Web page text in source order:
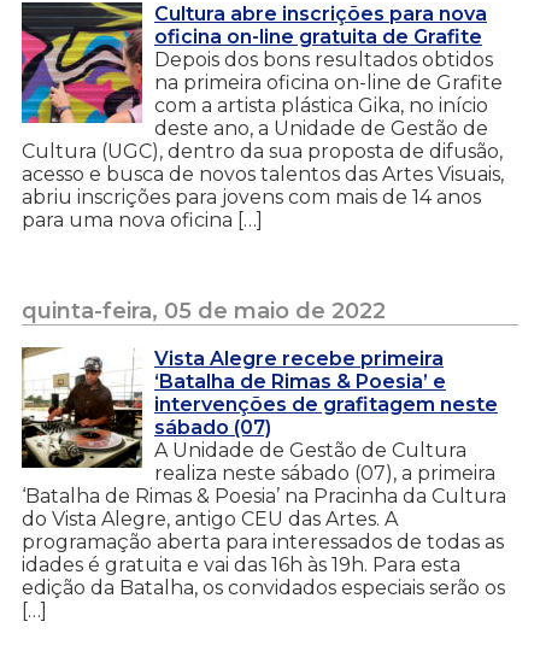
Cultura abre inscrições para nova
oficina on-line gratuita de Grafite
Depois dos bons resultados obtidos
na primeira oficina on-line de Grafite
com a artista plástica Gika, no início
deste ano, a Unidade de Gestão de
Cultura (UGC), dentro da sua proposta de difusão,
acesso e busca de novos talentos das Artes Visuais,
abriu inscrições para jovens com mais de 14 anos
para uma nova oficina […]
quinta-feira, 05 de maio de 2022
Vista Alegre recebe primeira
‘Batalha de Rimas & Poesia’ e
intervenções de grafitagem neste
sábado (07)
A Unidade de Gestão de Cultura
realiza neste sábado (07), a primeira
‘Batalha de Rimas & Poesia’ na Pracinha da Cultura
do Vista Alegre, antigo CEU das Artes. A
programação aberta para interessados de todas as
idades é gratuita e vai das 16h às 19h. Para esta
edição da Batalha, os convidados especiais serão os
[…]